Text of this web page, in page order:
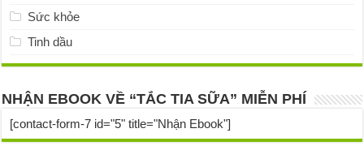
Sức khỏe
Tinh dầu
NHẬN EBOOK VỀ “TẮC TIA SỮA” MIỄN PHÍ
[contact-form-7 id="5" title="Nhận Ebook"]